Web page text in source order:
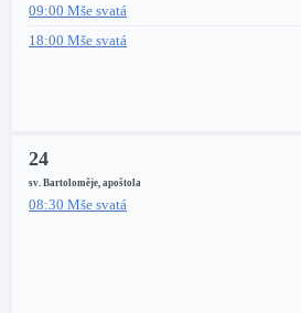
09:00 Mše svatá
18:00 Mše svatá
24
sv. Bartoloměje, apoštola
08:30 Mše svatá